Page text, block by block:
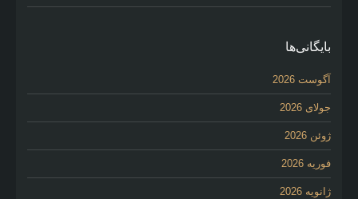
بایگانی‌ها
آگوست 2026
جولای 2026
ژوئن 2026
فوریه 2026
ژانویه 2026